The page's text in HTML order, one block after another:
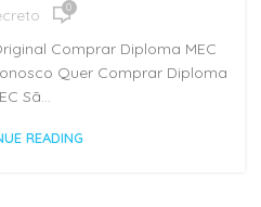
0
Comprar Diploma MEC
Quer Comprar Diploma
Sã...
READING